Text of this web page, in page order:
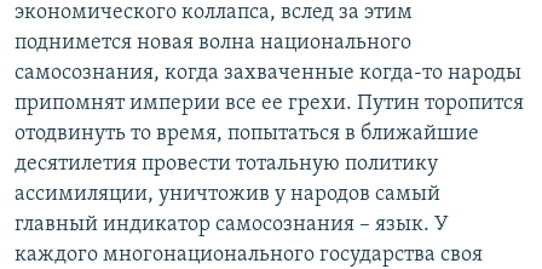
экономического коллапса, вслед за этим
поднимется новая волна национального
самосознания, когда захваченные когда-то народы
припомнят империи все ее грехи. Путин торопится
отодвинуть то время, попытаться в ближайшие
десятилетия провести тотальную политику
ассимиляции, уничтожив у народов самый
главный индикатор самосознания – язык. У
каждого многонационального государства своя